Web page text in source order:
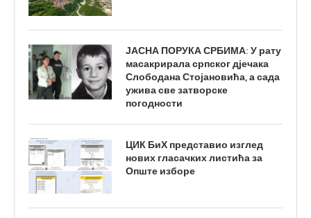
ЈАСНА ПОРУКА СРБИМА: У рату
масакрирала српског дјечака
Слободана Стојановића, а сада
ужива све затворске
погодности
ЦИК БиХ представио изглед
нових гласачких листића за
Опште изборе